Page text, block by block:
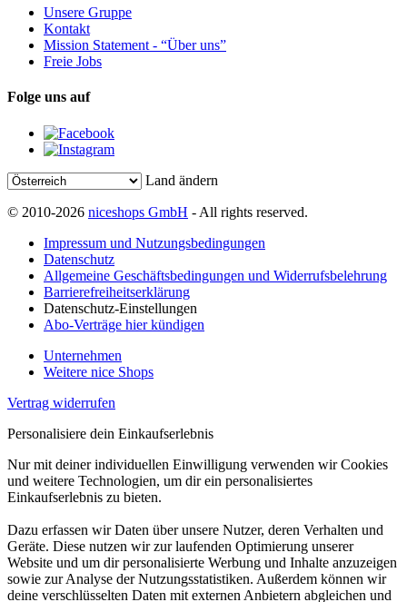
Unsere Gruppe
Kontakt
Mission Statement - “Über uns”
Freie Jobs
Folge uns auf
Land ändern
© 2010-2026 niceshops GmbH - All rights reserved.
Impressum und Nutzungsbedingungen
Datenschutz
Allgemeine Geschäftsbedingungen und Widerrufsbelehrung
Barrierefreiheitserklärung
Datenschutz-Einstellungen
Abo-Verträge hier kündigen
Unternehmen
Weitere nice Shops
Vertrag widerrufen
Personalisiere dein Einkaufserlebnis
Nur mit deiner individuellen Einwilligung verwenden wir Cookies
und weitere Technologien, um dir ein personalisiertes
Einkaufserlebnis zu bieten.
Dazu erfassen wir Daten über unsere Nutzer, deren Verhalten und
Geräte. Diese nutzen wir zur laufenden Optimierung unserer
Website und um dir personalisierte Werbung und Inhalte anzuzeigen
sowie zur Analyse der Nutzungsstatistiken. Außerdem können wir
deine verschlüsselten Daten mit externen Anbietern abgleichen und